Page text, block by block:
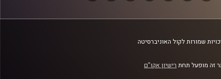
שמורות לקול האוניברסיטה
זה מופעל תחת רישיון אקו"ם